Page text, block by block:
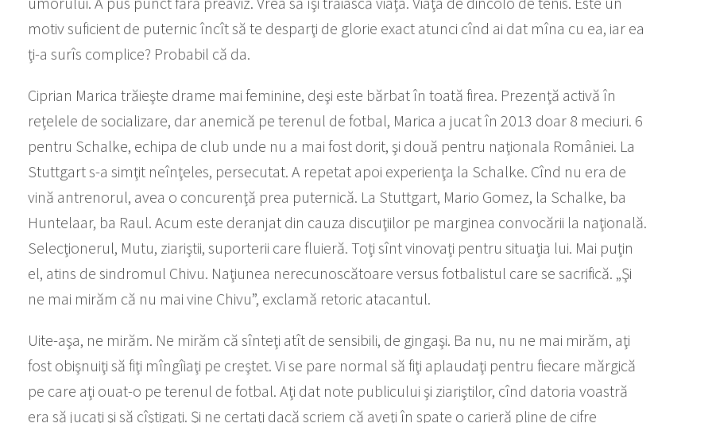
motiv suficient de puternic încît să te desparţi de glorie exact atunci cînd ai dat mîna cu ea, iar ea
ţi-a surîs complice? Probabil că da.
Ciprian Marica trăieşte drame mai feminine, deşi este bărbat în toată firea. Prezenţă activă în
reţelele de socializare, dar anemică pe terenul de fotbal, Marica a jucat în 2013 doar 8 meciuri. 6
pentru Schalke, echipa de club unde nu a mai fost dorit, şi două pentru naţionala României. La
Stuttgart s-a simţit neînţeles, persecutat. A repetat apoi experienţa la Schalke. Cînd nu era de
vină antrenorul, avea o concurenţă prea puternică. La Stuttgart, Mario Gomez, la Schalke, ba
Huntelaar, ba Raul. Acum este deranjat din cauza discuţiilor pe marginea convocării la naţională.
Selecţionerul, Mutu, ziariştii, suporterii care fluieră. Toţi sînt vinovaţi pentru situaţia lui. Mai puţin
el, atins de sindromul Chivu. Naţiunea nerecunoscătoare versus fotbalistul care se sacrifică. „Şi
ne mai mirăm că nu mai vine Chivu”, exclamă retoric atacantul.
Uite-aşa, ne mirăm. Ne mirăm că sînteţi atît de sensibili, de gingaşi. Ba nu, nu ne mai mirăm, aţi
fost obişnuiţi să fiţi mîngîiaţi pe creştet. Vi se pare normal să fiţi aplaudaţi pentru fiecare mărgică
pe care aţi ouat-o pe terenul de fotbal. Aţi dat note publicului şi ziariştilor, cînd datoria voastră
era să jucaţi şi să cîştigaţi. Şi ne certaţi dacă scriem că aveţi în spate o carieră pline de cifre